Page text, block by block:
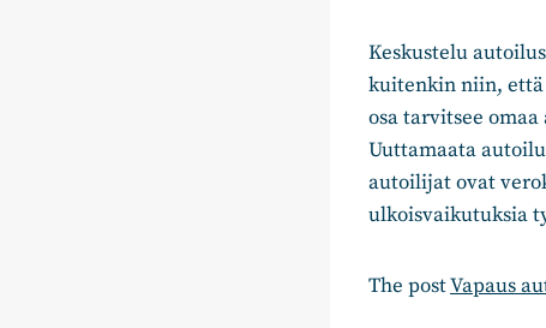
Keskustelu
kuitenkin niin,
osa tarvitsee
Uuttamaata
autoilijat ovat
ulkoisvaikutuksia
The postVapaus